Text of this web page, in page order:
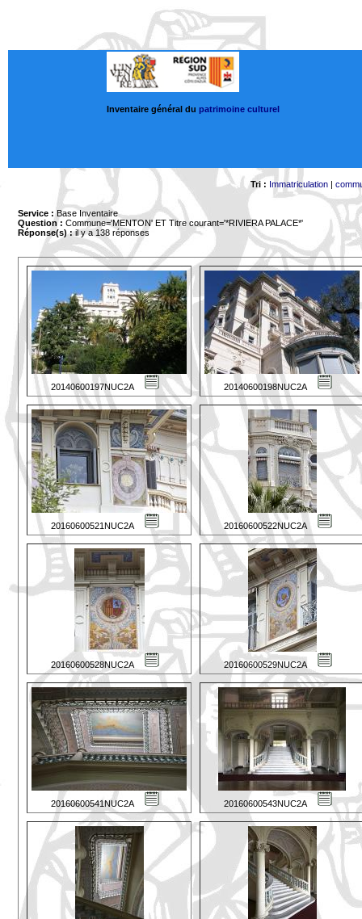
Inventaire général du patrimoine culturel
Tri : Immatriculation|
Service : Base Inventaire
Question : Commune='MENTON' ET Titre courant='*RIVIERA PALACE*'
Réponse(s) :il y a 138 réponses
20140600197NUC2A 20140600198NUC2A
20160600521NUC2A 20160600522NUC2A
20160600528NUC2A 20160600529NUC2A
20160600541NUC2A 20160600543NUC2A